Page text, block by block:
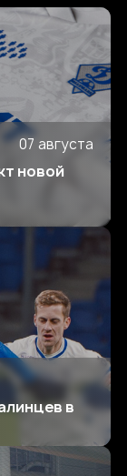
07 августа
новой
в